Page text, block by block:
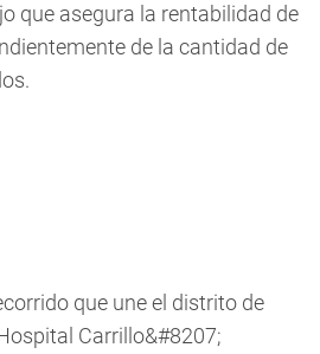
que asegura la rentabilidad de
de la cantidad de